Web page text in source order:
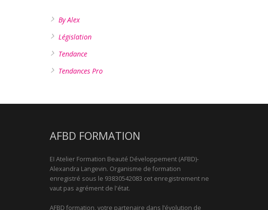
By Alex
Législation
Tendance
Tendances Pro
AFBD FORMATION
EI Atelier Formation Beauté Développement (AFBD)-
Alexandra Langevin. Organisme de formation
enregistré sous le 93830542083 cet enregistrement ne
vaut pas agrément de l'état.
AFBD formation, votre partenaire dans l’évolution de